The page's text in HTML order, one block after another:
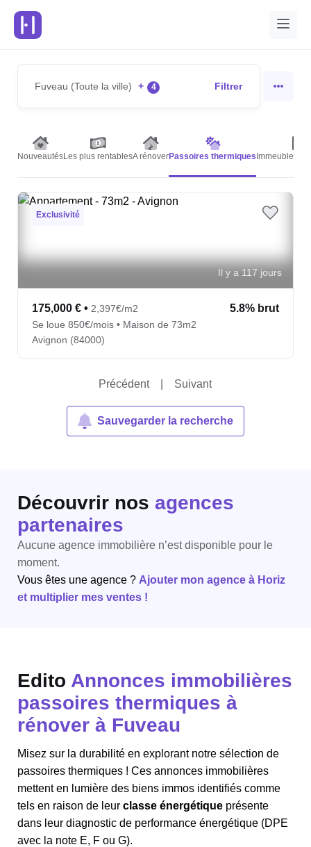
Fuveau (Toute la ville) + 4 Filtrer
NouveautésLes plus rentablesA rénoverPassoires thermiques Immeubles
Exclusivité
Il y a 117 jours
175,000 € • 2,397€/m2 5.8% brut
Se loue 850€/mois • Maison de 73m2
Avignon (84000)
Précédent Suivant
Sauvegarder la recherche
Découvrir nos agences
partenaires
Aucune agence immobilière n’est disponible pour le
moment.
Vous êtes une agence ? Ajouter mon agence à Horiz
et multiplier mes ventes !
Edito Annonces immobilières
passoires thermiques à
rénover à Fuveau
Misez sur la durabilité en explorant notre sélection de
passoires thermiques ! Ces annonces immobilières
mettent en lumière des biens immos identifiés comme
tels en raison de leur classe énergétique présente
dans leur diagnostic de performance énergétique (DPE
avec la note E, F ou G).